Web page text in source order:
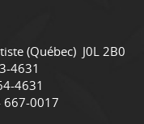
(Québec) J0L 2B0
4631
4631
667-0017